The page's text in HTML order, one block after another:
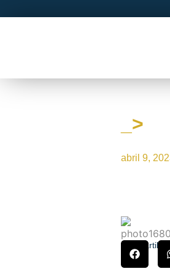
_>
abril 9,
Compartilhe!